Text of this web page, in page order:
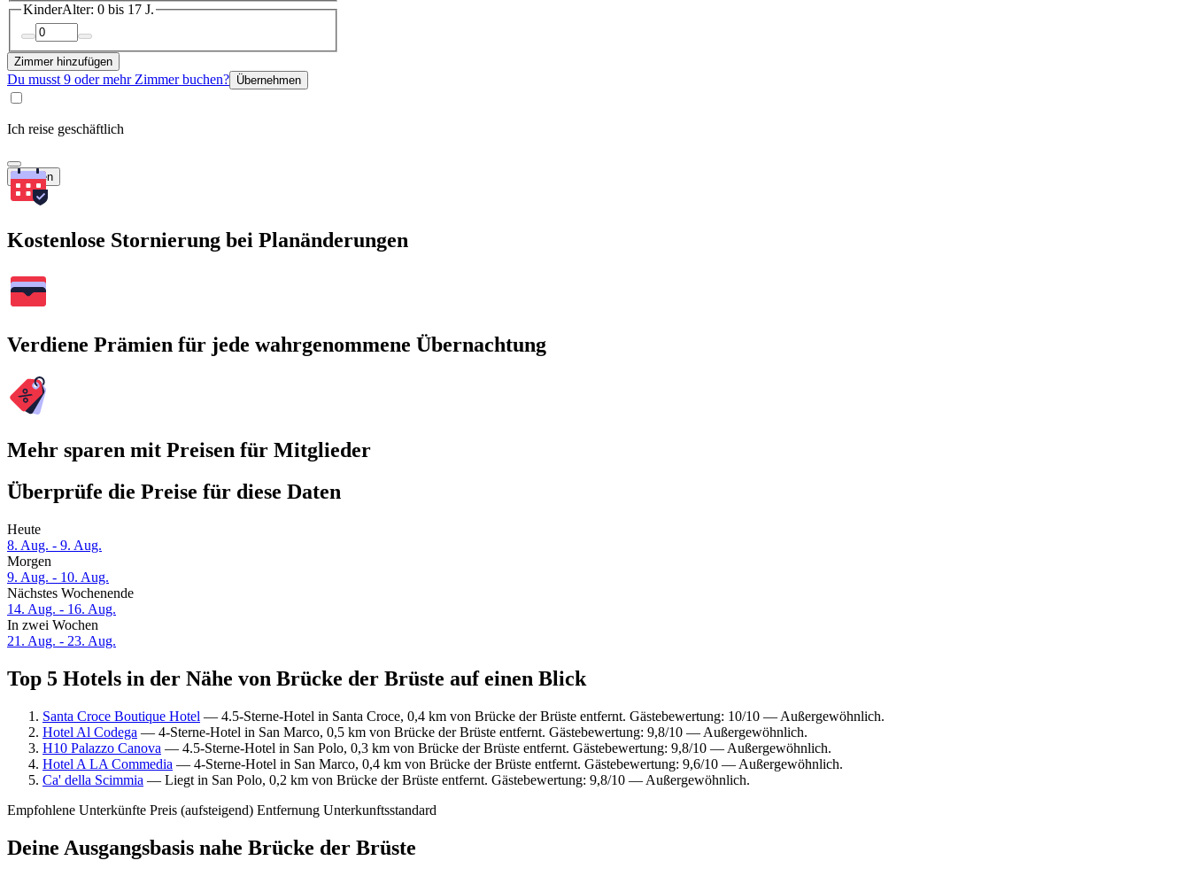
KinderAlter: 0 bis 17 J.
Zimmer hinzufügen
Du musst 9 oder mehr Zimmer buchen? Übernehmen
Ich reise geschäftlich
Suchen
Kostenlose Stornierung bei Planänderungen
Verdiene Prämien für jede wahrgenommene Übernachtung
Mehr sparen mit Preisen für Mitglieder
Überprüfe die Preise für diese Daten
Heute
8. Aug. - 9. Aug.
Morgen
9. Aug. - 10. Aug.
Nächstes Wochenende
14. Aug. - 16. Aug.
In zwei Wochen
21. Aug. - 23. Aug.
Top 5 Hotels in der Nähe von Brücke der Brüste auf einen Blick
Santa Croce Boutique Hotel — 4.5-Sterne-Hotel in Santa Croce, 0,4 km von Brücke der Brüste entfernt. Gästebewertung: 10/10 — Außergewöhnlich.
Hotel Al Codega — 4-Sterne-Hotel in San Marco, 0,5 km von Brücke der Brüste entfernt. Gästebewertung: 9,8/10 — Außergewöhnlich.
H10 Palazzo Canova — 4.5-Sterne-Hotel in San Polo, 0,3 km von Brücke der Brüste entfernt. Gästebewertung: 9,8/10 — Außergewöhnlich.
Hotel A LA Commedia — 4-Sterne-Hotel in San Marco, 0,4 km von Brücke der Brüste entfernt. Gästebewertung: 9,6/10 — Außergewöhnlich.
Ca' della Scimmia — Liegt in San Polo, 0,2 km von Brücke der Brüste entfernt. Gästebewertung: 9,8/10 — Außergewöhnlich.
Empfohlene Unterkünfte Preis (aufsteigend) Entfernung Unterkunftsstandard
Deine Ausgangsbasis nahe Brücke der Brüste